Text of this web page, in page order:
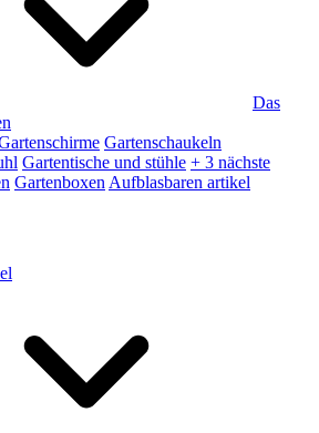
Das
Gartenschaukeln
Gartentische und stühle + 3 nächste
Gartenboxen Aufblasbaren artikel